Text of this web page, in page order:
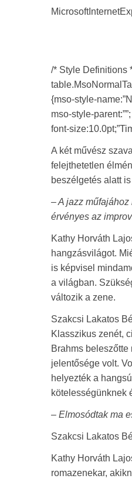
/* Style Definitions
{mso-style-
mso-style-parent:””;
font-
A két művész
felejthetetlen
beszélgetés alatt
– A jazz műfajához
érvényes az
Kathy Horváth
hangzásvilágot.
is képvisel
a világban.
változik a zene.
Szakcsi Lakatos
Klasszikus zenét,
Brahms
jelentősége volt.
helyezték a
kötelességünknek
– Elmosódtak ma
Szakcsi Lakatos
Kathy Horváth
romazenekar,